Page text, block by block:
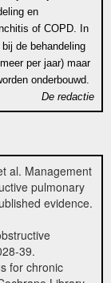
en
of COPD. In
de behandeling
per jaar) maar
onderbouwd.
De redactie
al. Management
pulmonary
evidence.
39.
for chronic